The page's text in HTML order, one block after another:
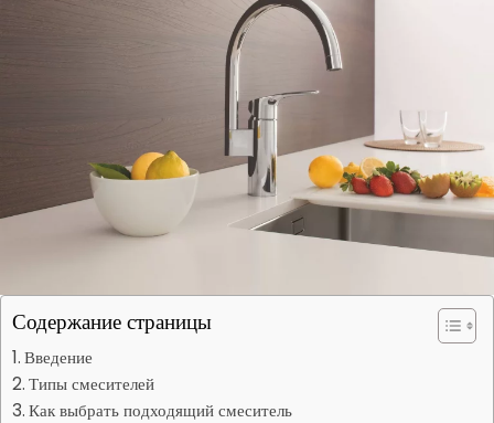
Содержание страницы
Введение
Типы смесителей
Как выбрать подходящий смеситель